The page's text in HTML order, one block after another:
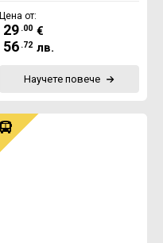
Цена от:
29 .00 €
56 .72 лв.
Научете повече